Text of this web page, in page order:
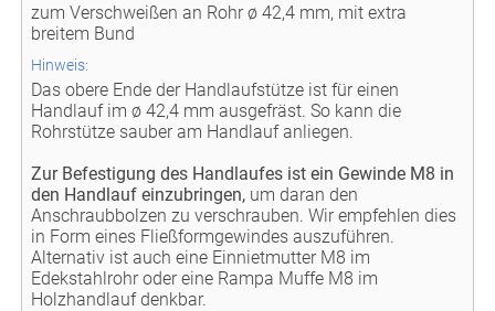
zum Verschweißen an Rohr ø 42,4 mm, mit extra
breitem Bund
Hinweis:
Das obere Ende der Handlaufstütze ist für einen
Handlauf im ø 42,4 mm ausgefräst. So kann die
Rohrstütze sauber am Handlauf anliegen.
Zur Befestigung des Handlaufes ist ein Gewinde M8 in
den Handlauf einzubringen, um daran den
Anschraubbolzen zu verschrauben. Wir empfehlen dies
in Form eines Fließformgewindes auszuführen.
Alternativ ist auch eine Einnietmutter M8 im
Edekstahlrohr oder eine Rampa Muffe M8 im
Holzhandlauf denkbar.